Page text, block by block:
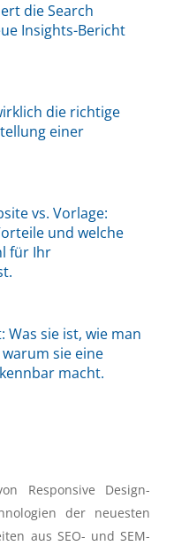
die Search
Insights-Bericht
die richtige
einer
vs. Vorlage:
und welche
für Ihr
sie ist, wie man
sie eine
macht.
Responsive Design-
der neuesten
aus SEO- und SEM-